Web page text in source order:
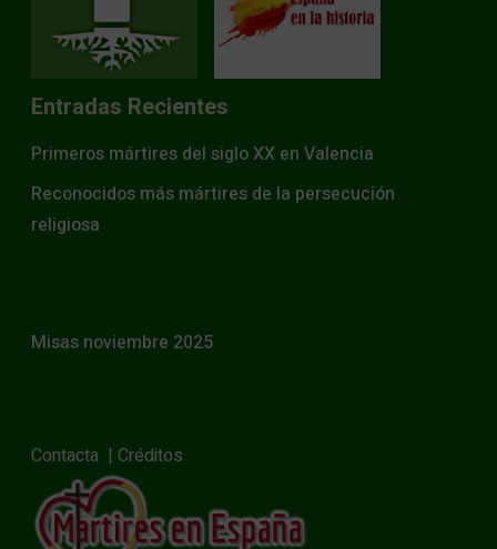
Entradas Recientes
Primeros mártires del siglo XX en Valencia
Reconocidos más mártires de la persecución
religiosa
Misas noviembre 2025
Contacta | Créditos